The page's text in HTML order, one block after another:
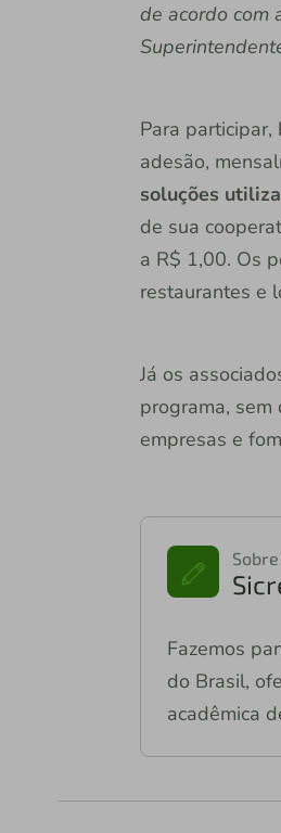
de acordo com
Para
adesão,
soluções
de sua
a R$ 1,00. Os
restaurantes e
Já os
programa,
empresas e
Fazemos
do Brasil,
acadêmica